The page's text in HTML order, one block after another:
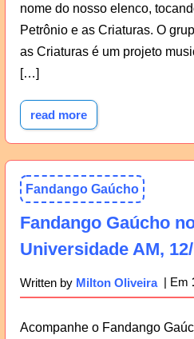
nome do nosso elenco,
Petrônio e as Criaturas. O
as Criaturas é um projeto
[…]
read more
Fandango Gaúcho
Fandango Gaúcho
Universidade AM,
Written by Milton Oliveira
Acompanhe o Fandango